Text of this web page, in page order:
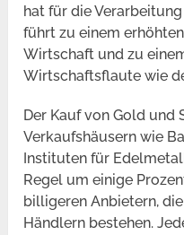
hat für die
führt zu einem
Wirtschaft und zu
Wirtschaftsflaute wie
Der Kauf von Gold
Verkaufshäusern wie
Instituten für
Regel um einige
billigeren Anbietern,
Händlern bestehen.